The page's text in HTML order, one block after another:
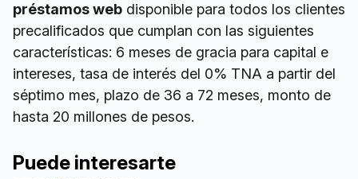
préstamos web disponible para todos los clientes
precalificados que cumplan con las siguientes
características: 6 meses de gracia para capital e
intereses, tasa de interés del 0% TNA a partir del
séptimo mes, plazo de 36 a 72 meses, monto de
hasta 20 millones de pesos.
Puede interesarte